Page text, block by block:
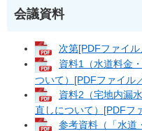
会議資料
次第[PDFファイル
資料1（水道料金
ついて）[PDFファイル
資料2（宅地内漏
直しについて）[PDFフ
参考資料（「水道